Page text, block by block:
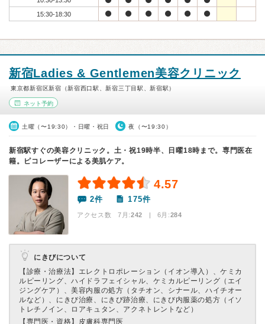
15:30-18:30
新宿Ladies & Gentlemen美容クリニック
東京都新宿区新宿（新宿西口駅、新宿三丁目駅、新宿駅）
ネット予約
土曜（〜19:30）・日曜・祝日 夜（〜19:30）
新宿駅すぐの美容クリニック。土・祝19時半、日曜18時まで。専門医在
籍。ピコレーザーによる美肌ケア。
4.57
2件 175件
アクセス数 7月:242 | 6月:284
にきびについて
【診療・治療法】 エレクトロポレーション（イオン導入）、ケミカ
ルピーリング、ハイドラフェイシャル、ケミカルピーリング（エイ
ジングケア）、美容内服の処方（タチオン、シナール、ハイチオー
ルなど）、にきび治療、にきび跡治療、にきび内服薬の処方（イソ
トレチノイン、ロアキュタン、アクネトレントなど）
【専門医・資格】 皮膚科専門医